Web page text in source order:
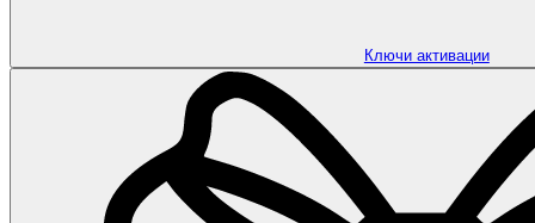
Ключи активации